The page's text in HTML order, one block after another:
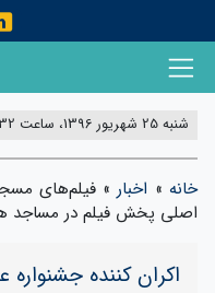
شنبه 25 شهریور 1396، ساعت 10:32
خانه» اخبار »فیلم‌های
اصلی پخش فیلم در مساجد
اکران کننده جشنواره